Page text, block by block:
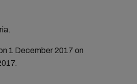
1 December 2017 on